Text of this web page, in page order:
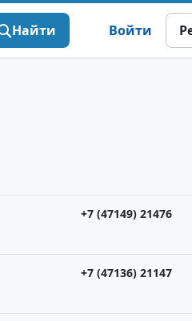
Найти Войти
+7 (47149) 21476
+7 (47136) 21147